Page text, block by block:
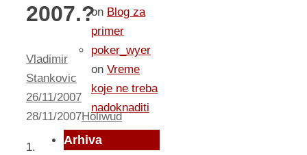
2007.?
Vladimir
Stankovic
26/11/2007
28/11/2007Holiwud
1.
on Blog za
primer
poker_wyer
on Vreme
koje ne treba
nadoknaditi
Arhiva